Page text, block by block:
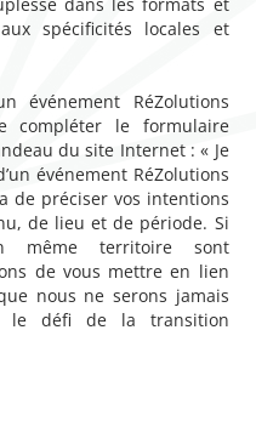
spécificités locales et
événement RéZolutions
compléter le formulaire
du site Internet : « Je
événement RéZolutions
de préciser vos intentions
de lieu et de période. Si
même territoire sont
de vous mettre en lien
nous ne serons jamais
le défi de la transition